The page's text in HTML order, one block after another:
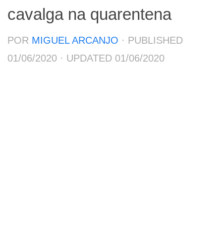
cavalga na quarentena
POR MIGUEL ARCANJO · PUBLISHED
01/06/2020 · UPDATED 01/06/2020